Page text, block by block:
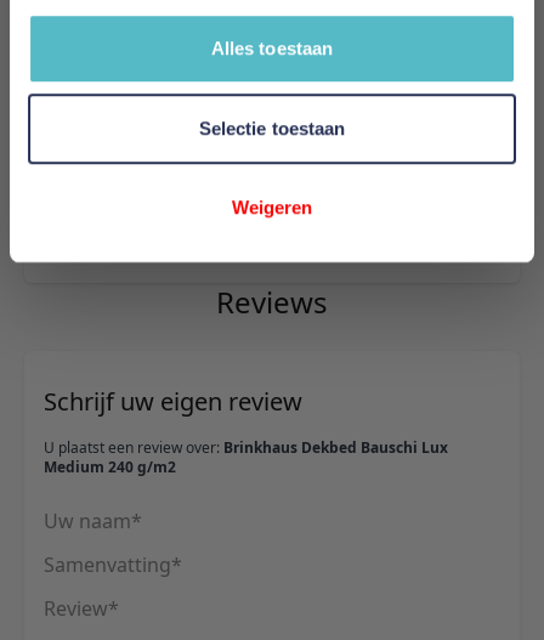
Alles toestaan
Selectie toestaan
Weigeren
Reviews
Schrijf uw eigen review
U plaatst een review over: Brinkhaus Dekbed Bauschi Lux
Medium 240 g/m2
Uw naam
Samenvatting
Review
Vulling